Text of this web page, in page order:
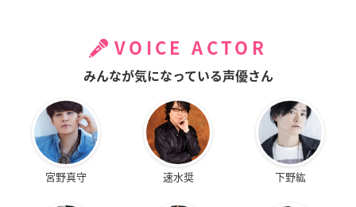
VOICE ACTOR
みんなが気になっている声優さん
宮野真守 速水奨 下野紘